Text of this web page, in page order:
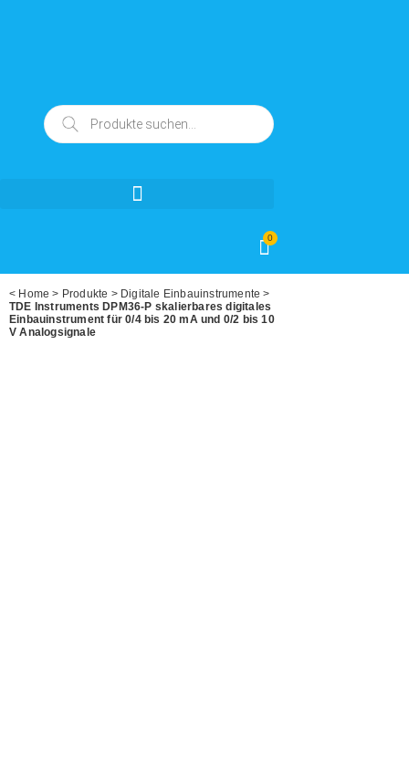
0
< Home > Produkte > Digitale Einbauinstrumente >
TDE Instruments DPM36-P skalierbares digitales
Einbauinstrument für 0/4 bis 20 mA und 0/2 bis 10
V Analogsignale